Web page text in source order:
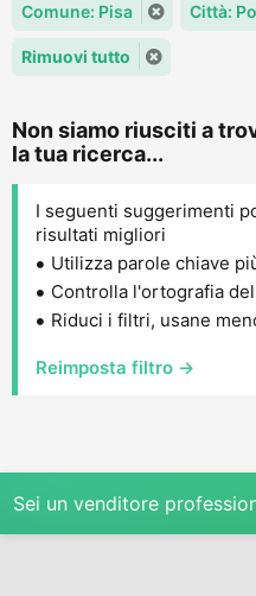
Comune: Pisa Città:
Rimuovi tutto
Non siamo riusciti a
la tua ricerca...
I seguenti suggerimenti
risultati migliori
Utilizza parole chiave
Controlla l'ortografia
Riduci i filtri, usane
Reimposta filtro →
Sei un venditore